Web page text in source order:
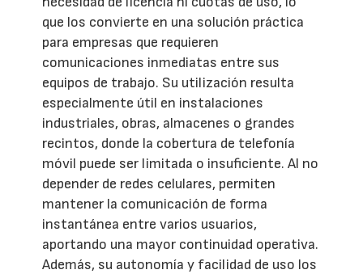
que los convierte en una solución práctica
para empresas que requieren
comunicaciones inmediatas entre sus
equipos de trabajo. Su utilización resulta
especialmente útil en instalaciones
industriales, obras, almacenes o grandes
recintos, donde la cobertura de telefonía
móvil puede ser limitada o insuficiente. Al no
depender de redes celulares, permiten
mantener la comunicación de forma
instantánea entre varios usuarios,
aportando una mayor continuidad operativa.
Además, su autonomía y facilidad de uso los